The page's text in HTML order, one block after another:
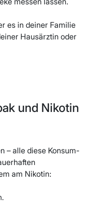
es in deiner Familie
Hausärztin oder
und Nikotin
– alle diese Konsum-
am Nikotin: